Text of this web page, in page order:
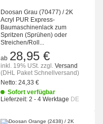
Doosan Grau (70477) / 2K
Acryl PUR Express-
Baumaschinenlack zum
Spritzen (Sprühen) oder
Streichen/Roll...
ab 28,95 €
inkl. 19% USt. zzgl. Versand
(DHL Paket Schnellversand)
Netto: 24,33 €
Sofort verfügbar
Lieferzeit: 2 - 4 Werktage DE